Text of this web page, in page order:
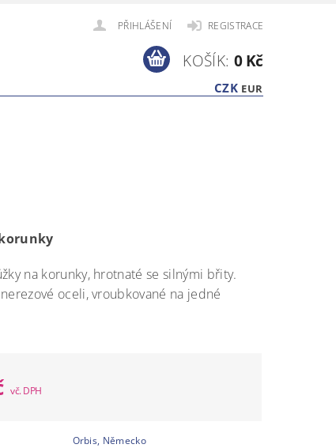
PŘIHLÁŠENÍ REGISTRACE
CZK EUR
KOŠÍK: 0 Kč
na korunky, hrotnaté se silnými břity.
oceli, vroubkované na jedné
Orbis, Německo